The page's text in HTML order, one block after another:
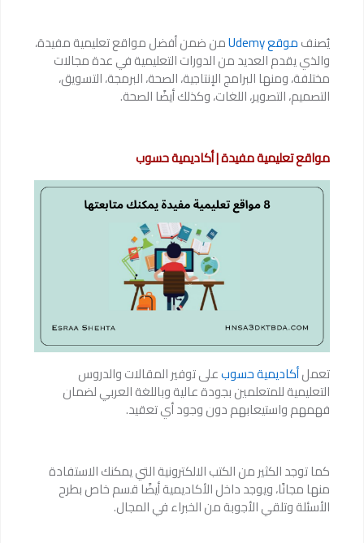
يُصنفموقع Udemy من ضمن أفضل مواقع تعليمية مفيدة،
والذي يقدم العديد من الدورات التعليمية في عدة مجالات
مختلفة، ومنها البرامج الإنتاجية، الصحة، البرمجة، التسويق،
التصميم، التصوير، اللغات، وكذلك أيضًا الصحة.
مواقع تعليمية مفيدة | أكاديمية حسوب
تعملأكاديمية حسوبعلى توفير المقالات والدروس
التعليمية للمتعلمين بجودة عالية وباللغة العربي لضمان
فهمهم واستيعابهم دون وجود أي تعقيد.
كما توجد الكثير من الكتب الالكترونية التي يمكنك الاستفادة
منها مجانًا، ويوجد داخل الأكاديمية أيضًا قسم خاص بطرح
الأسئلة وتلقي الأجوبة من الخبراء في المجال.